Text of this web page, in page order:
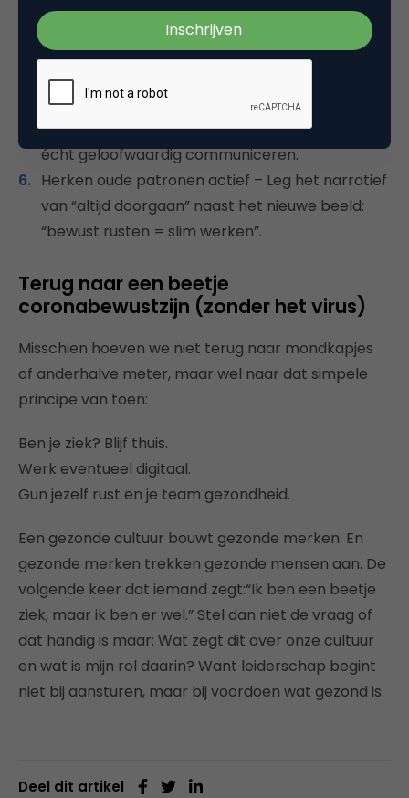
die zelf kunnen schakelen en elkaar
ondersteunen, hebben minder verzuimrisico’s.
Beter Vitaal+1
Integreer gezondheid in je merkverhaal –
Wanneer intern de cultuur klopt, kun je extern
écht geloofwaardig communiceren.
Herken oude patronen actief – Leg het narratief
van “altijd doorgaan” naast het nieuwe beeld:
“bewust rusten = slim werken”.
Terug naar een beetje
coronabewustzijn (zonder het virus)
Misschien hoeven we niet terug naar mondkapjes
of anderhalve meter, maar wel naar dat simpele
principe van toen:
Ben je ziek? Blijf thuis.
Werk eventueel digitaal.
Gun jezelf rust en je team gezondheid.
Een gezonde cultuur bouwt gezonde merken. En
gezonde merken trekken gezonde mensen aan. De
volgende keer dat iemand zegt:“Ik ben een beetje
ziek, maar ik ben er wel.” Stel dan niet de vraag of
dat handig is maar: Wat zegt dit over onze cultuur
en wat is mijn rol daarin? Want leiderschap begint
niet bij aansturen, maar bij voordoen wat gezond is.
Deel dit artikel